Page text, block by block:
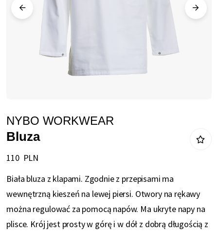
na
początek
galerii
NYBO WORKWEAR
Bluza
110 PLN
Biała bluza z klapami. Zgodnie z przepisami ma
wewnętrzną kieszeń na lewej piersi. Otwory na rękawy
można regulować za pomocą napów. Ma ukryte napy na
plisce. Krój jest prosty w górę i w dół z dobrą długością z